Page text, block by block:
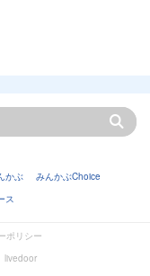
かぶ
みんかぶChoice
ス
ポリシー
livedoor